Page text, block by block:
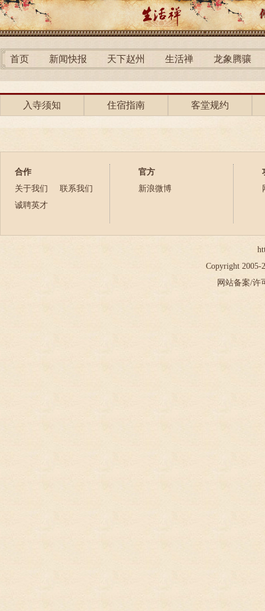
首页 新闻快报 天下赵州 生活禅 龙象腾骧
入寺须知 住宿指南 客堂规约
合作
关于我们
联系我们
诚聘英才
官方
新浪微博
Copyright 2005-
网站备案/许